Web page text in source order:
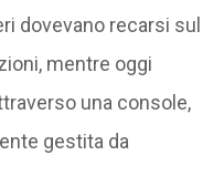
dovevano recarsi sul
mentre oggi
una console,
gestita da